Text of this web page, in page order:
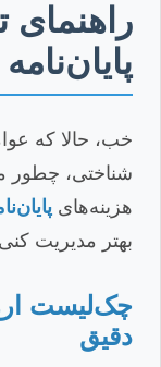
راهنمای
خب، حالا که
شناختی، چطور
هزینه‌های
بهتر مدیریت
چک‌لیست
دقیق